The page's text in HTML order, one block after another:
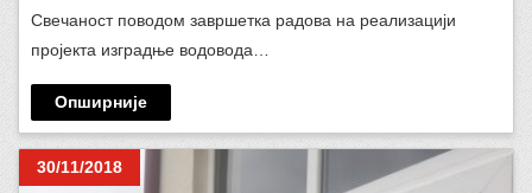
Свечаност поводом завршетка радова на реализацији
пројекта изградње водовода…
Опширније
30/11/2018